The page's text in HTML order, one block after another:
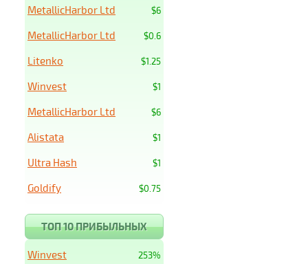
$6
MetallicHarbor Ltd
$0.6
MetallicHarbor Ltd
$1.25
Litenko
$1
Winvest
$6
MetallicHarbor Ltd
$1
Alistata
$1
Ultra Hash
$0.75
Goldify
ТОП 10 ПРИБЫЛЬНЫХ
253%
Winvest